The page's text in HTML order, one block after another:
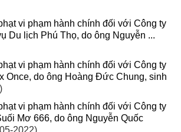
vi phạm hành chính đối với Công ty
Du lịch Phú Thọ, do ông Nguyễn ...
vi phạm hành chính đối với Công ty
Once, do ông Hoàng Đức Chung, sinh
vi phạm hành chính đối với Công ty
Mơ 666, do ông Nguyễn Quốc
2022)